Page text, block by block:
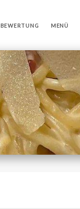
BEWERTUNG MENÜ